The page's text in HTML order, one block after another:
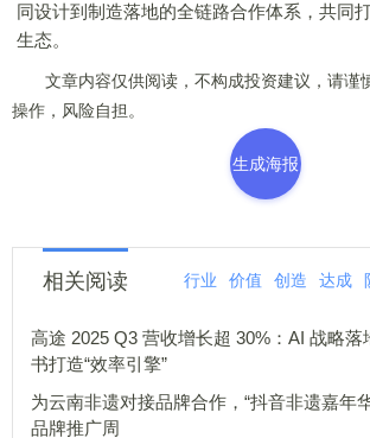
同设计到制造落地的全链路合作体系，共同
生态。
文章内容仅供阅读，不构成投资建议，请谨
操作，风险自担。
生成海报
相关阅读 行业 价值 创造 达成
高途 2025 Q3 营收增长超 30%：AI 战略落
书打造“效率引擎”
为云南非遗对接品牌合作，“抖音非遗嘉年
品牌推广周